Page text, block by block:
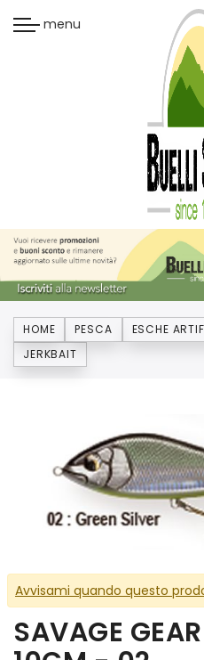
menu
HOME PESCA ESCHE
JERKBAIT
Avvisami quando questo
SAVAGE